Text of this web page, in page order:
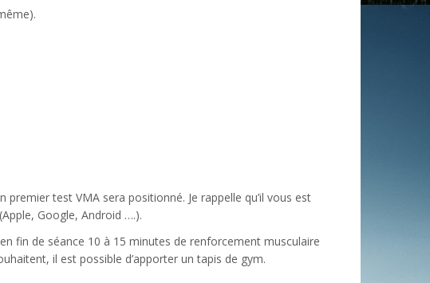
test VMA sera positionné. Je rappelle qu’il vous est
Google, Android ….).
fin de séance 10 à 15 minutes de renforcement musculaire
il est possible d’apporter un tapis de gym.